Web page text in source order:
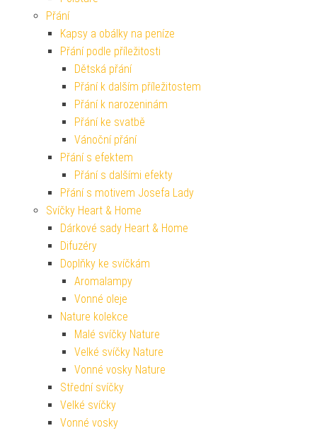
Přání
Kapsy a obálky na peníze
Přání podle příležitosti
Dětská přání
Přání k dalším příležitostem
Přání k narozeninám
Přání ke svatbě
Vánoční přání
Přání s efektem
Přání s dalšími efekty
Přání s motivem Josefa Lady
Svíčky Heart & Home
Dárkové sady Heart & Home
Difuzéry
Doplňky ke svíčkám
Aromalampy
Vonné oleje
Nature kolekce
Malé svíčky Nature
Velké svíčky Nature
Vonné vosky Nature
Střední svíčky
Velké svíčky
Vonné vosky